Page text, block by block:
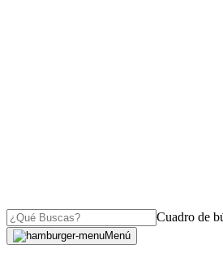
Cuadro de
Menú